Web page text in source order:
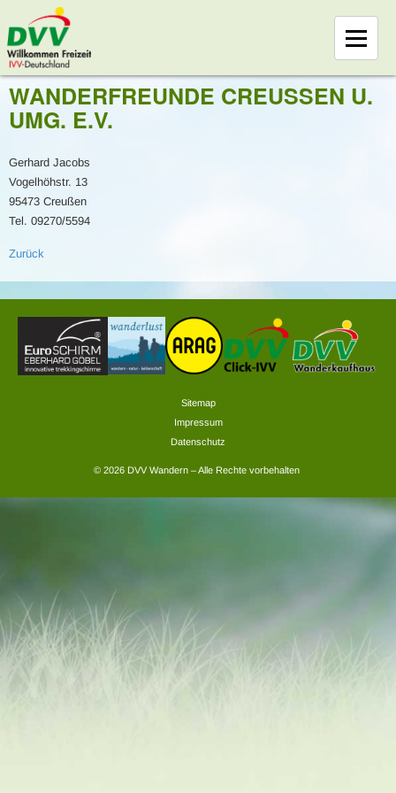
WANDERFREUNDE CREUSSEN U. U
MG. E.V.
Gerhard Jacobs
Vogelhöhstr. 13
95473 Creußen
Tel. 09270/5594
Zurück
Sitemap
Impressum
Datenschutz
© 2026 DVV Wandern – Alle Rechte vorbehalten